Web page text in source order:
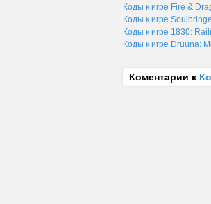
Коды к игре Fire &
Коды к игре
Коды к игре 1830:
Коды к игре Druuna:
Коментарии к